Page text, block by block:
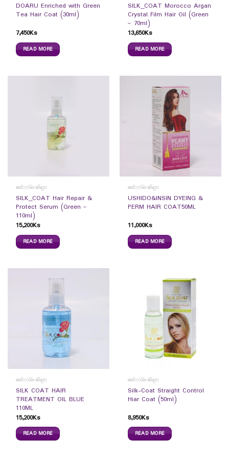
DOARU Enriched with Green
Tea Hair Coat (30ml)
7,450Ks
READ MORE
SILK_COAT Morocco Argan
Crystal Film Hair Oil (Green
– 70ml)
13,650Ks
READ MORE
ခေါင်းလိမ်းဆီများ
SILK_COAT Hair Repair &
Protect Serum (Green –
110ml)
15,200Ks
READ MORE
ခေါင်းလိမ်းဆီများ
USHIDO&INSIN DYEING &
PERM HAIR COAT50ML
11,000Ks
READ MORE
ခေါင်းလိမ်းဆီများ
SILK COAT HAIR
TREATMENT OIL BLUE
110ML
15,200Ks
READ MORE
ခေါင်းလိမ်းဆီများ
Silk-Coat Straight Control
Hiar Coat (50ml)
8,950Ks
READ MORE